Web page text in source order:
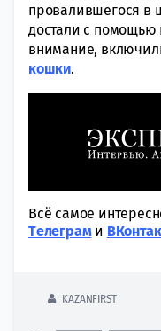
провалившегося в
достали с помощью
внимание,
кошки.
Всё самое
Tелеграми
KAZANFIRST